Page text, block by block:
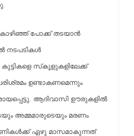
പോക്ക് തടയാന്‍
നടപടികള്‍
സ്‌കൂളുകളിലേക്ക്
ഉണ്ടാകണമെന്നും
ആദിവാസി ഊരുകളില്‍
അമ്മമാരുടെയും മരണം
ഏഴു മാസമാകുന്നത്